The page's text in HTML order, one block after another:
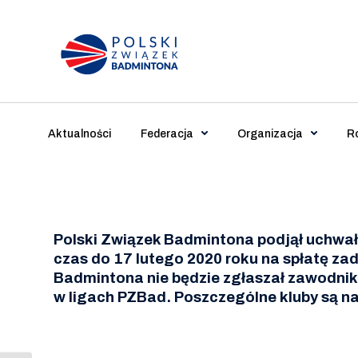
Main Navigation
Aktualności Federacja Organizacja
Polski Związek Badmintona podjął
czas do 17 lutego 2020 roku na spłatę
Badmintona nie będzie zgłaszał
w ligach PZBad. Poszczególne kluby są